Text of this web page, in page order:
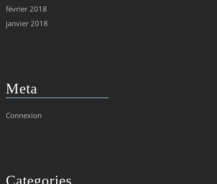
février 2018
janvier 2018
Meta
Connexion
Categories